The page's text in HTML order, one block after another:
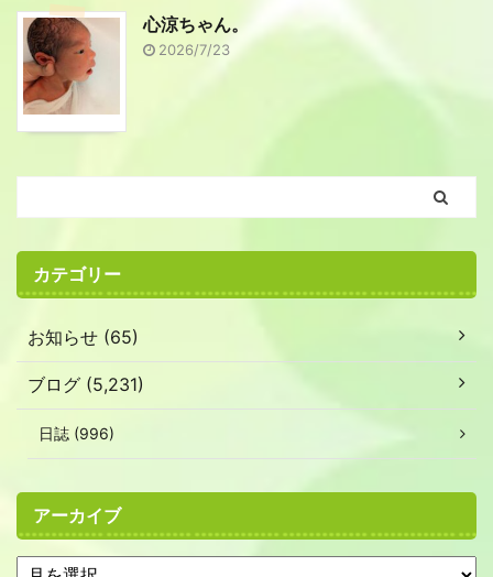
心涼ちゃん。
2026/7/23
カテゴリー
お知らせ (65)
ブログ (5,231)
日誌 (996)
アーカイブ